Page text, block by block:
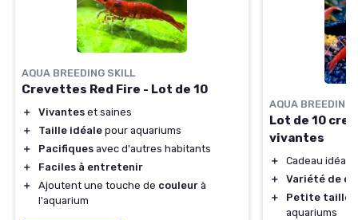
AQUA BREEDING SKILL
Crevettes Red Fire - Lot de 10
＋ Vivantes et saines
＋
Taille idéale pour aquariums
＋
Pacifiques avec d'autres habitants
＋
Faciles à entretenir
＋
Ajoutent une touche de couleur à
l'aquarium
AQUA BREEDING
Lot de 10
vivantes
＋
Cadeau idéal
＋
Variété de
＋
Petite taille
aquariums